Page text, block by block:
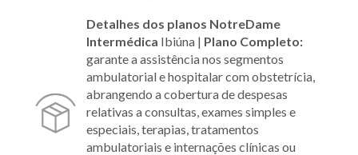
Detalhes dos planos NotreDame
Intermédica Ibiúna | Plano Completo:
garante a assistência nos segmentos
ambulatorial e hospitalar com obstetrícia,
abrangendo a cobertura de despesas
relativas a consultas, exames simples e
especiais, terapias, tratamentos
ambulatoriais e internações clínicas ou